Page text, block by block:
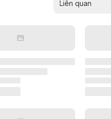
Liên quan